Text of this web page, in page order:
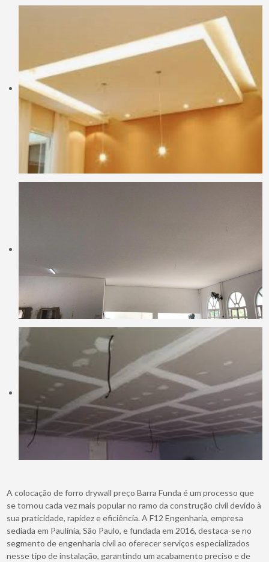
A colocação de forro drywall preço Barra Funda é um processo que
se tornou cada vez mais popular no ramo da construção civil devido à
sua praticidade, rapidez e eficiência. A F12 Engenharia, empresa
sediada em Paulínia, São Paulo, e fundada em 2016, destaca-se no
segmento de engenharia civil ao oferecer serviços especializados
nesse tipo de instalação, garantindo um acabamento preciso e de